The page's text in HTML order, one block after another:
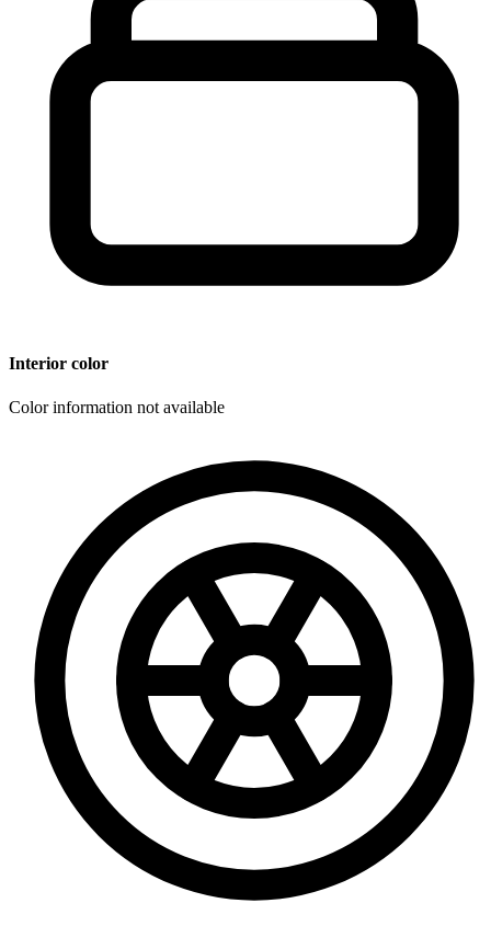
Interior color
Color information not available